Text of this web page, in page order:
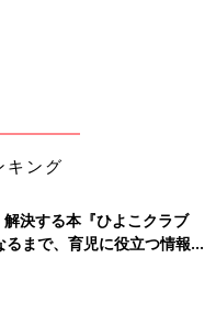
キング
決する本『ひよこクラブ
まで、育児に役立つ情報が